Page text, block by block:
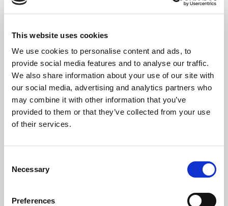
This website uses cookies
We use cookies to personalise content and ads, to
provide social media features and to analyse our traffic.
We also share information about your use of our site with
our social media, advertising and analytics partners who
may combine it with other information that you’ve
provided to them or that they’ve collected from your use
of their services.
Selection
Necessary
Preferences
publics et les préoccupations individuelles,
manière étroite. On la réduit fréquemment à
une simple gestion du système de soins, à
des avancées médicales ou à la
responsabilité des comportements
personnels. Pourtant, les sciences sociales
démontrent depuis plusieurs décennies que
la santé ne peut être comprise
indépendamment des conditions matérielles
ensemble de « déterminants sociaux ».
10 min